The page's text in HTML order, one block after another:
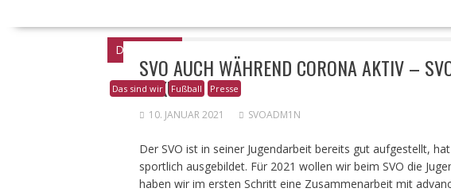
Du bist hier
Das sind wir Fußball Presse
SVO AUCH WÄHREND CORONA AKTIV –
FOKUS!
10. JANUAR 2021 SVOADM1N
Der SVO ist in seiner Jugendarbeit bereits gut aufgestellt,
sportlich ausgebildet. Für 2021 wollen wir beim SVO die
haben wir im ersten Schritt eine Zusammenarbeit mit